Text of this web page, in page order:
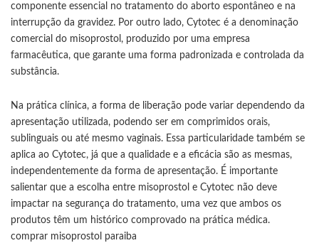
componente essencial no tratamento do aborto espontâneo e na
interrupção da gravidez. Por outro lado, Cytotec é a denominação
comercial do misoprostol, produzido por uma empresa
farmacêutica, que garante uma forma padronizada e controlada da
substância.
Na prática clínica, a forma de liberação pode variar dependendo da
apresentação utilizada, podendo ser em comprimidos orais,
sublinguais ou até mesmo vaginais. Essa particularidade também se
aplica ao Cytotec, já que a qualidade e a eficácia são as mesmas,
independentemente da forma de apresentação. É importante
salientar que a escolha entre misoprostol e Cytotec não deve
impactar na segurança do tratamento, uma vez que ambos os
produtos têm um histórico comprovado na prática médica.
comprar misoprostol paraiba